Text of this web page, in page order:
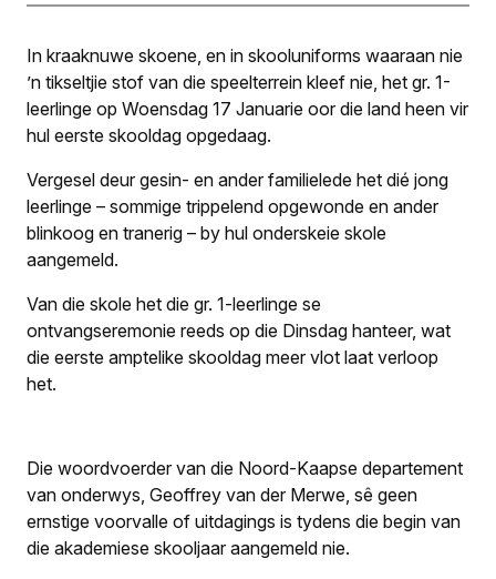
In kraaknuwe skoene, en in skooluniforms waaraan nie
’n tikseltjie stof van die speelterrein kleef nie, het gr. 1-
leerlinge op Woensdag 17 Januarie oor die land heen vir
hul eerste skooldag opgedaag.
Vergesel deur gesin- en ander familielede het dié jong
leerlinge – sommige trippelend opgewonde en ander
blinkoog en tranerig – by hul onderskeie skole
aangemeld.
Van die skole het die gr. 1-leerlinge se
ontvangseremonie reeds op die Dinsdag hanteer, wat
die eerste amptelike skooldag meer vlot laat verloop
het.
Die woordvoerder van die Noord-Kaapse departement
van onderwys, Geoffrey van der Merwe, sê geen
ernstige voorvalle of uitdagings is tydens die begin van
die akademiese skooljaar aangemeld nie.